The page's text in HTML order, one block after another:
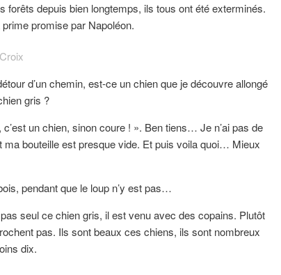
forêts depuis bien longtemps, ils tous ont été exterminés.
promise par Napoléon.
d’un chemin, est-ce un chien que je découvre allongé
gris ?
c’est un chien, sinon coure ! ». Ben tiens… Je n’ai pas de
ma bouteille est presque vide. Et puis voila quoi… Mieux
pendant que le loup n’y est pas…
seul ce chien gris, il est venu avec des copains. Plutôt
pas. Ils sont beaux ces chiens, ils sont nombreux
dix.